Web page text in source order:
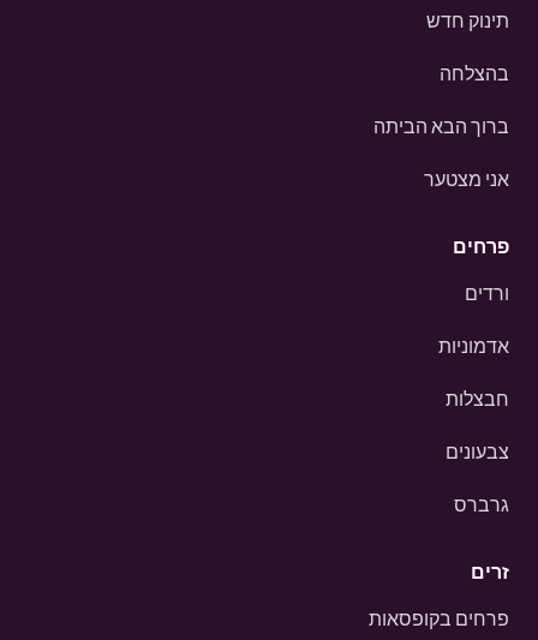
תינוק חדש
בהצלחה
ברוך הבא הביתה
אני מצטער
פרחים
ורדים
אדמוניות
חבצלות
צבעונים
גרברס
זרים
פרחים בקופסאות